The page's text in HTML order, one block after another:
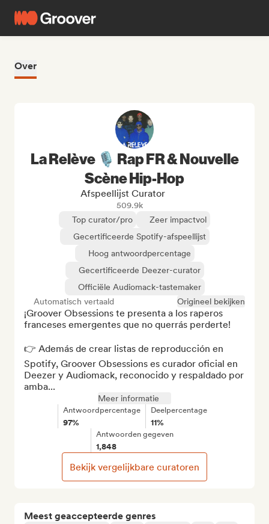
Over
Meest geaccepteerde genres
La Relève 🎙️ Rap FR & Nouvelle
Scène Hip-Hop
Afspeellijst Curator
509.9k
Top curator/pro
Zeer impactvol
Gecertificeerde Spotify-afspeellijst
Hoog antwoordpercentage
Gecertificeerde Deezer-curator
Officiële Audiomack-tastemaker
Automatisch vertaald
Origineel bekijken
¡Groover Obsessions te presenta a los raperos
franceses emergentes que no querrás perderte!
👉 Además de crear listas de reproducción en
Spotify, Groover Obsessions es curador oficial en
Deezer y Audiomack, reconocido y respaldado por
amba...
Meer informatie
Antwoordpercentage
97%
Deelpercentage
11%
Antwoorden gegeven
1,848
Bekijk vergelijkbare curatoren